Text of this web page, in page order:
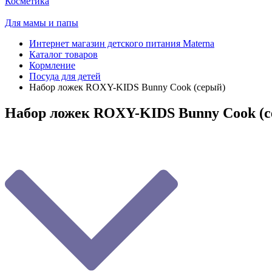
Для мамы и папы
Интернет магазин детского питания Materna
Каталог товаров
Кормление
Посуда для детей
Набор ложек ROXY-KIDS Bunny Сook (серый)
Набор ложек ROXY-KIDS Bunny Сook